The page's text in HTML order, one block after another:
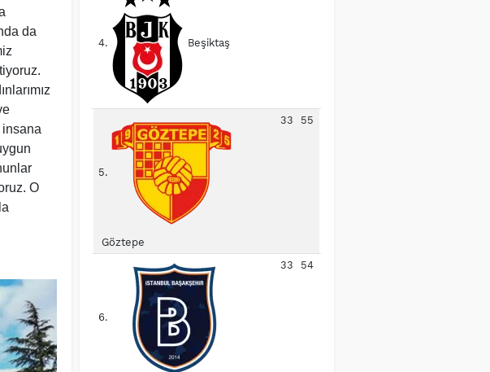
da
insana
O
4. Beşiktaş
5.
Göztepe
33 55
6.
33 54